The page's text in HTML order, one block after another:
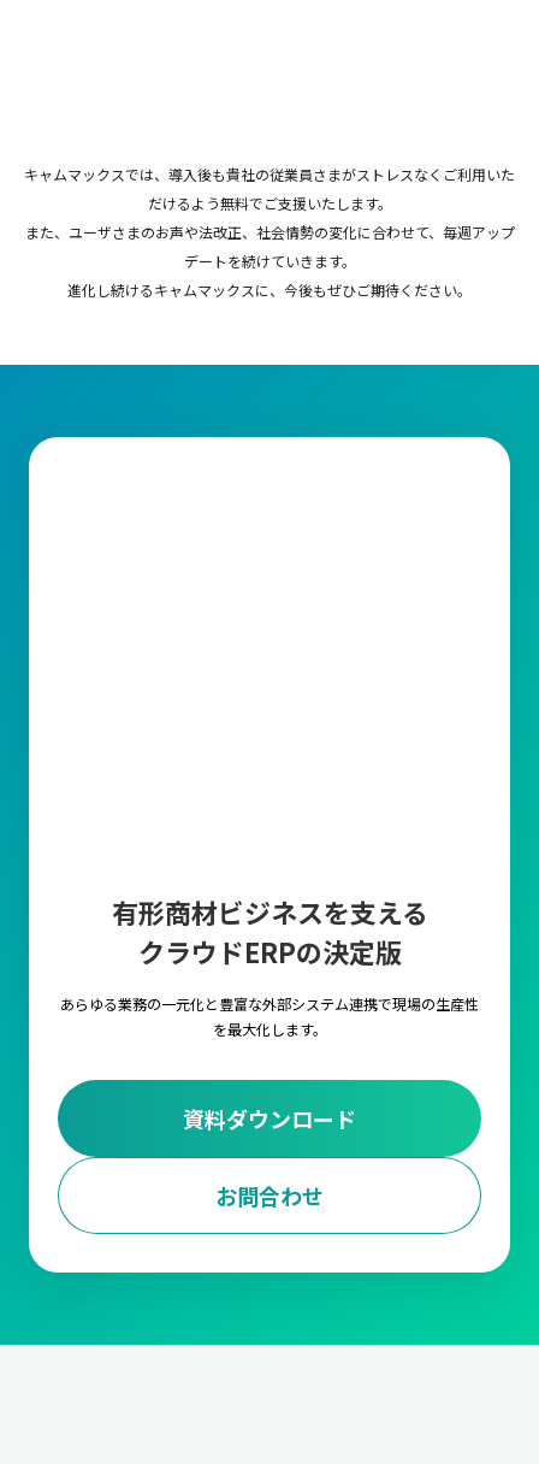
キャムマックスでは、導入後も貴社の従業員さまがストレスなくご利用いた
だけるよう無料でご支援いたします。
また、ユーザさまのお声や法改正、社会情勢の変化に合わせて、毎週アップ
デートを続けていきます。
進化し続けるキャムマックスに、今後もぜひご期待ください。
有形商材ビジネスを支える
クラウドERPの決定版
あらゆる業務の一元化と豊富な外部システム連携で現場の生産性
を最大化します。
資料ダウンロード
お問合わせ